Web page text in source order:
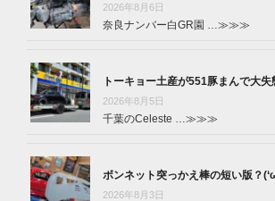
2026年8月6日
奈良ナンバー白GR園 … ≫≫≫
トーキョー土産が551豚まんで大失
2026年8月5日
千葉のCeleste … ≫≫≫
ボンネット突っかえ棒の短い版？
2026年8月3日